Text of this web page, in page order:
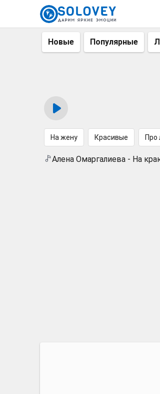
Новые Популярные
На жену Красивые Про
Алена Омаргалиева - На